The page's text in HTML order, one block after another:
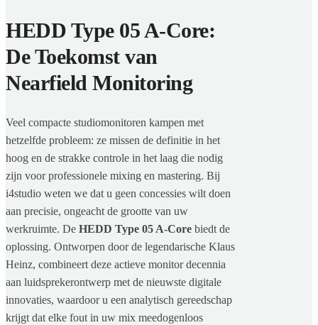
HEDD Type 05 A-Core:
De Toekomst van
Nearfield Monitoring
Veel compacte studiomonitoren kampen met
hetzelfde probleem: ze missen de definitie in het
hoog en de strakke controle in het laag die nodig
zijn voor professionele mixing en mastering. Bij
i4studio weten we dat u geen concessies wilt doen
aan precisie, ongeacht de grootte van uw
werkruimte. De HEDD Type 05 A-Core biedt de
oplossing. Ontworpen door de legendarische Klaus
Heinz, combineert deze actieve monitor decennia
aan luidsprekerontwerp met de nieuwste digitale
innovaties, waardoor u een analytisch gereedschap
krijgt dat elke fout in uw mix meedogenloos